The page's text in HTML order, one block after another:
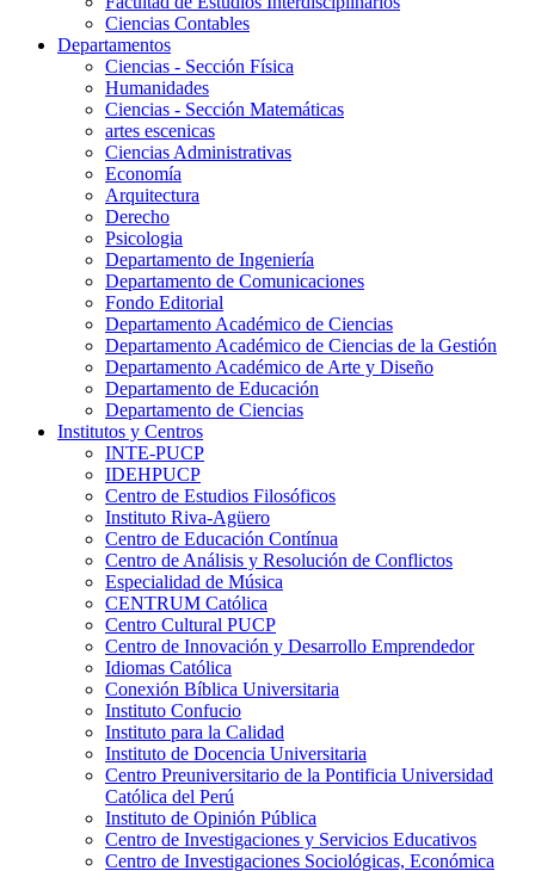
Ciencias Contables
Departamentos
Ciencias - Sección Física
Humanidades
Ciencias - Sección Matemáticas
artes escenicas
Ciencias Administrativas
Economía
Arquitectura
Derecho
Psicologia
Departamento de Ingeniería
Departamento de Comunicaciones
Fondo Editorial
Departamento Académico de Ciencias
Departamento Académico de Ciencias de la Gestión
Departamento Académico de Arte y Diseño
Departamento de Educación
Departamento de Ciencias
Institutos y Centros
INTE-PUCP
IDEHPUCP
Centro de Estudios Filosóficos
Instituto Riva-Agüero
Centro de Educación Contínua
Centro de Análisis y Resolución de Conflictos
Especialidad de Música
CENTRUM Católica
Centro Cultural PUCP
Centro de Innovación y Desarrollo Emprendedor
Idiomas Católica
Conexión Bíblica Universitaria
Instituto Confucio
Instituto para la Calidad
Instituto de Docencia Universitaria
Centro Preuniversitario de la Pontificia Universidad
Católica del Perú
Instituto de Opinión Pública
Centro de Investigaciones y Servicios Educativos
Centro de Investigaciones Sociológicas, Económica